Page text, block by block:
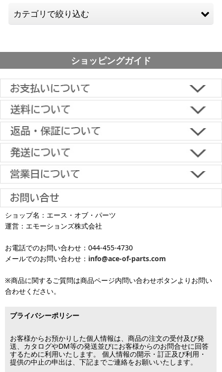
カテゴリで絞り込む
大型TV用
片面（通常）タイプ
両面(ダブル）タイプ
オプションパーツ
ショッピングガイド
■下記よりお選びいただけます。
クレジットカード決済、代金引換、楽天ペイ、郵便振替、銀行振
込、スコア後払い、コンビニ決済、PayPayオンライン決済
※銀行振り込み・郵便振替・コンビニ決済・PayPayオンライン決済
の場合、ご入金確認後の発送となります。
※一部適用外の地域や商品がありますのでご了承ください。
※お届け先が異なる場合は別途お届け先分の送料がかかります。
沖縄へのお届けは、送料とは別に地域料金が発生します。サイズに
より金額が異なるので、詳しい料金については
となります（当日・土日祝日出荷不可）
【返品・キャンセルについて】
原則として返品は受け付けておりません。
金具に関しては、条件を満たしている場合は返品をお受けいたしま
す。
【初期不良・保証について】
商品到着後1週間以内であれば、初期不良の受け付けを行います。
返品対応の詳細、各種保証については
をご覧ください。
土日祝日も当日出荷いたします
■お届けについて
お届け日のご指定がない場合は、最短出荷・最短到着で発送いたし
ます。
平日は15時・土曜は11時・日曜祝日は10時までのご注文で当日出荷
が可能です。
済・代引決済のみ当日出荷が可能です。
※クレジットカード・代引き決済以外のお支払方法を選択されてい
※メーカー発注品は除きます。
土 日 祝日も
発送しています
※出荷休業日を除く
この日は出荷業務を行いませんので予めご了承下さい。
■営業日
ショップ名：エース・オブ・パーツ
運営：エモーションズ株式会社
お電話でのお問い合わせ：044-455-4730
メールでのお問い合わせ： info@ace-of-parts.com
※商品に関するご質問は商品ページ内問い合わせボタンよりお問い
合わせください。
プライバシーポリシー
お客様からお預かりした個人情報は、商品の注文の受付及び発
送、カタログやDM等の発送並びにお客様からのお問合せに回答
するために利用いたします。 個人情報の開示・訂正及び利用・
提供の中止の申出は、下記までご連絡をお願いいたします。